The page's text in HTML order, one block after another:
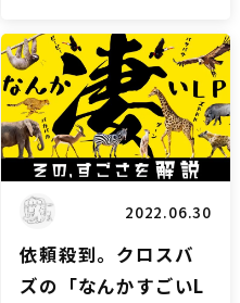
LPブログ
2022.06.30
依頼殺到。クロスバ
ズの「なんかすごいL